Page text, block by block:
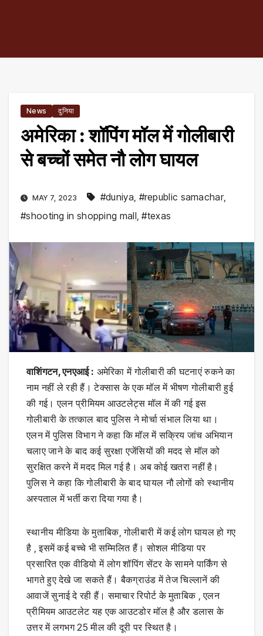
News दुनिया
अमेरिका : शॉपिंग मॉल में गोलीबारी
से बच्चों समेत नौ लोग घायल
MAY 7, 2023 #duniya, #republic samachar,
#shooting in shopping mall,#texas
वाशिंगटन, एनएआई : अमेरिका में गोलीबारी की घटनाएं रुकने का
नाम नहीं ले रही हैं। टेक्सास के एक मॉल में भीषण गोलीबारी हुई
की गई। एलन प्रीमियम आउटलेट्स मॉल में की गई इस
गोलीबारी के तत्काल बाद पुलिस ने मोर्चा संभाल लिया था।
एलन में पुलिस विभाग ने कहा कि मॉल में सक्रिय जांच अभियान
चलाए जाने के बाद कई सुरक्षा एजेंसियों की मदद से मॉल को
सुरक्षित करने में मदद मिल गई है। अब कोई खतरा नहीं है।
पुलिस ने कहा कि गोलीबारी के बाद घायल नौ लोगों को स्थानीय
अस्पताल में भर्ती करा दिया गया है।
स्थानीय मीडिया के मुताबिक, गोलीबारी में कई लोग घायल हो गए
है , इसमें कई बच्चे भी सम्मिलित हैं। सोशल मीडिया पर
प्रसारित एक वीडियो में लोग शॉपिंग सेंटर के सामने पार्किंग से
भागते हुए देखे जा सकते हैं। बैकग्राउंड में तेज चिल्लानें की
आवाजें सुनाई दे रही हैं। समाचार रिपोर्ट के मुताबिक , एलन
प्रीमियम आउटलेट यह एक आउटडोर मॉल है और डलास के
उत्तर में लगभग 25 मील की दूरी पर स्थित है।